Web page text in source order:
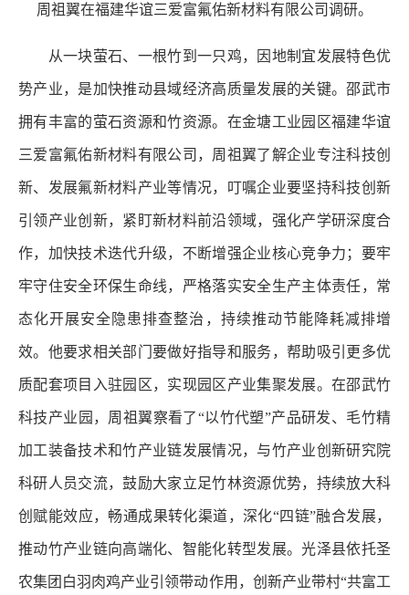
周祖翼在福建华谊三爱富氟佑新材料有限公司调研。
从一块萤石、一根竹到一只鸡，因地制宜发展特色优
势产业，是加快推动县域经济高质量发展的关键。邵武市
拥有丰富的萤石资源和竹资源。在金塘工业园区福建华谊
三爱富氟佑新材料有限公司，周祖翼了解企业专注科技创
新、发展氟新材料产业等情况，叮嘱企业要坚持科技创新
引领产业创新，紧盯新材料前沿领域，强化产学研深度合
作，加快技术迭代升级，不断增强企业核心竞争力；要牢
牢守住安全环保生命线，严格落实安全生产主体责任，常
态化开展安全隐患排查整治，持续推动节能降耗减排增
效。他要求相关部门要做好指导和服务，帮助吸引更多优
质配套项目入驻园区，实现园区产业集聚发展。在邵武竹
科技产业园，周祖翼察看了“以竹代塑”产品研发、毛竹精
加工装备技术和竹产业链发展情况，与竹产业创新研究院
科研人员交流，鼓励大家立足竹林资源优势，持续放大科
创赋能效应，畅通成果转化渠道，深化“四链”融合发展，
推动竹产业链向高端化、智能化转型发展。光泽县依托圣
农集团白羽肉鸡产业引领带动作用，创新产业带村“共富工